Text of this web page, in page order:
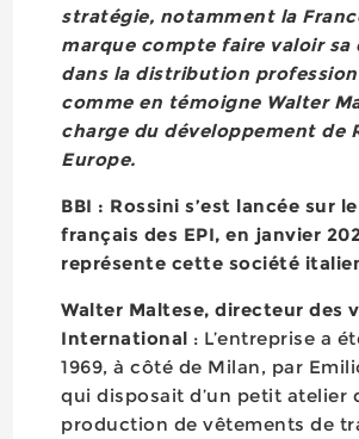
stratégie, notamment la
marque compte faire valoir sa
dans la distribution
comme en témoigne Walter
charge du développement de
Europe.
BBI : Rossini s’est lancée sur
français des EPI, en janvier
représente cette société
Walter Maltese, directeur des
International : L’entreprise a
1969, à côté de Milan, par
qui disposait d’un petit atelier
production de vêtements de